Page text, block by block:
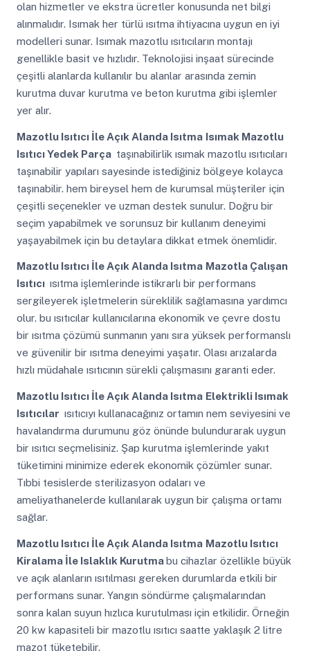
olan hizmetler ve ekstra ücretler konusunda net bilgi
alınmalıdır. Isımak her türlü ısıtma ihtiyacına uygun en iyi
modelleri sunar. Isımak mazotlu ısıtıcıların montajı
genellikle basit ve hızlıdır. Teknolojisi inşaat sürecinde
çeşitli alanlarda kullanılır bu alanlar arasında zemin
kurutma duvar kurutma ve beton kurutma gibi işlemler
yer alır.
Mazotlu Isıtıcı İle Açık Alanda Isıtma Isımak Mazotlu
Isıtıcı Yedek Parça taşınabilirlik ısımak mazotlu ısıtıcıları
taşınabilir yapıları sayesinde istediğiniz bölgeye kolayca
taşınabilir. hem bireysel hem de kurumsal müşteriler için
çeşitli seçenekler ve uzman destek sunulur. Doğru bir
seçim yapabilmek ve sorunsuz bir kullanım deneyimi
yaşayabilmek için bu detaylara dikkat etmek önemlidir.
Mazotlu Isıtıcı İle Açık Alanda Isıtma Mazotla Çalışan
Isıtıcı ısıtma işlemlerinde istikrarlı bir performans
sergileyerek işletmelerin süreklilik sağlamasına yardımcı
olur. bu ısıtıcılar kullanıcılarına ekonomik ve çevre dostu
bir ısıtma çözümü sunmanın yanı sıra yüksek performanslı
ve güvenilir bir ısıtma deneyimi yaşatır. Olası arızalarda
hızlı müdahale ısıtıcının sürekli çalışmasını garanti eder.
Mazotlu Isıtıcı İle Açık Alanda Isıtma Elektrikli Isımak
Isıtıcılar ısıtıcıyı kullanacağınız ortamın nem seviyesini ve
havalandırma durumunu göz önünde bulundurarak uygun
bir ısıtıcı seçmelisiniz. Şap kurutma işlemlerinde yakıt
tüketimini minimize ederek ekonomik çözümler sunar.
Tıbbi tesislerde sterilizasyon odaları ve
ameliyathanelerde kullanılarak uygun bir çalışma ortamı
sağlar.
Mazotlu Isıtıcı İle Açık Alanda Isıtma Mazotlu Isıtıcı
Kiralama İle Islaklık Kurutmabu cihazlar özellikle büyük
ve açık alanların ısıtılması gereken durumlarda etkili bir
performans sunar. Yangın söndürme çalışmalarından
sonra kalan suyun hızlıca kurutulması için etkilidir. Örneğin
20 kw kapasiteli bir mazotlu ısıtıcı saatte yaklaşık 2 litre
mazot tüketebilir.